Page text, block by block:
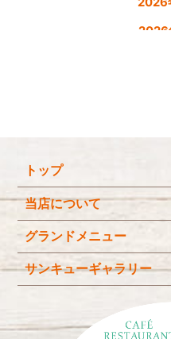
2026
2025
2025
2025
トップ
当店について
グランドメニュー
サンキューギャラリー